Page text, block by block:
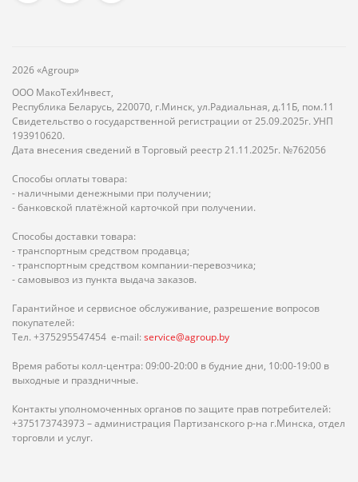
2026 «Agroup»
ООО МакоТехИнвест,
Республика Беларусь, 220070, г.Минск, ул.Радиальная, д.11Б, пом.11
Свидетельство о государственной регистрации от 25.09.2025г. УНП
193910620.
Дата внесения сведений в Торговый реестр 21.11.2025г. №762056
Способы оплаты товара:
- наличными денежными при получении;
- банковской платёжной карточкой при получении.
Способы доставки товара:
- транспортным средством продавца;
- транспортным средством компании-перевозчика;
- самовывоз из пункта выдача заказов.
Гарантийное и сервисное обслуживание, разрешение вопросов
покупателей:
Тел. +375295547454 e-mail: service@agroup.by
Время работы колл-центра: 09:00-20:00 в будние дни, 10:00-19:00 в
выходные и праздничные.
Контакты уполномоченных органов по защите прав потребителей:
+375173743973 – администрация Партизанского р-на г.Минска, отдел
торговли и услуг.